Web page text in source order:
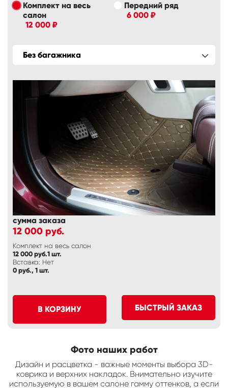
Комплект на весь
салон
12 000 ₽
Передний ряд
6 000 ₽
Без багажника
сумма заказа
12 000 руб.
Комплект на весь салон
12 000 руб.1 шт.
Вставка: Нет
0 руб., 1 шт.
В КОРЗИНУ БЫСТРЫЙ ЗАКАЗ
Фото наших работ
Дизайн и расцветка - важные моменты выбора 3D-
коврика и верхних накладок. Внимательно изучите
используемую в вашем салоне гамму оттенков, а если